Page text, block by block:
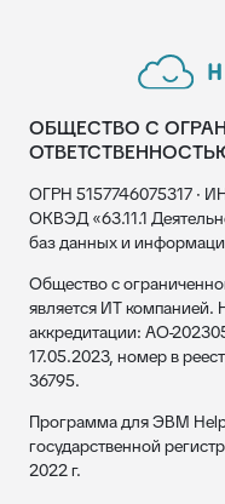
ОБЩЕСТВО С
ОГРН 5157746075317 ·
ОКВЭД «63.11.1
баз данных и
Общество с
является ИТ компанией.
аккредитации: АО-
17.05.2023, номер в
36795.
Программа для ЭВМ
государственной
2022 г.